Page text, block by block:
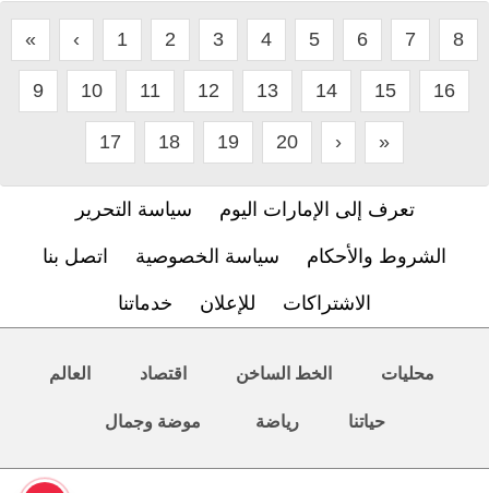
« ‹ 1 2 3 4 5 6 7 8
9 10 11 12 13 14 15 16
17 18 19 20 › »
تعرف إلى الإمارات اليوم سياسة التحرير
الشروط والأحكام سياسة الخصوصية اتصل بنا
الاشتراكات للإعلان خدماتنا
محليات الخط الساخن اقتصاد العالم
حياتنا رياضة موضة وجمال